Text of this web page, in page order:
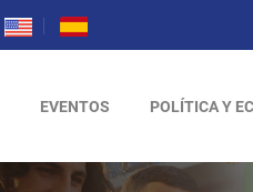
EVENTOS POLÍTICA Y